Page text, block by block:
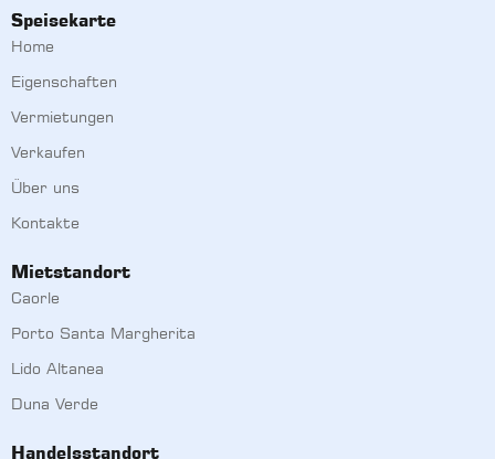
Speisekarte
Home
Eigenschaften
Vermietungen
Verkaufen
Über uns
Kontakte
Mietstandort
Caorle
Porto Santa Margherita
Lido Altanea
Duna Verde
Handelsstandort